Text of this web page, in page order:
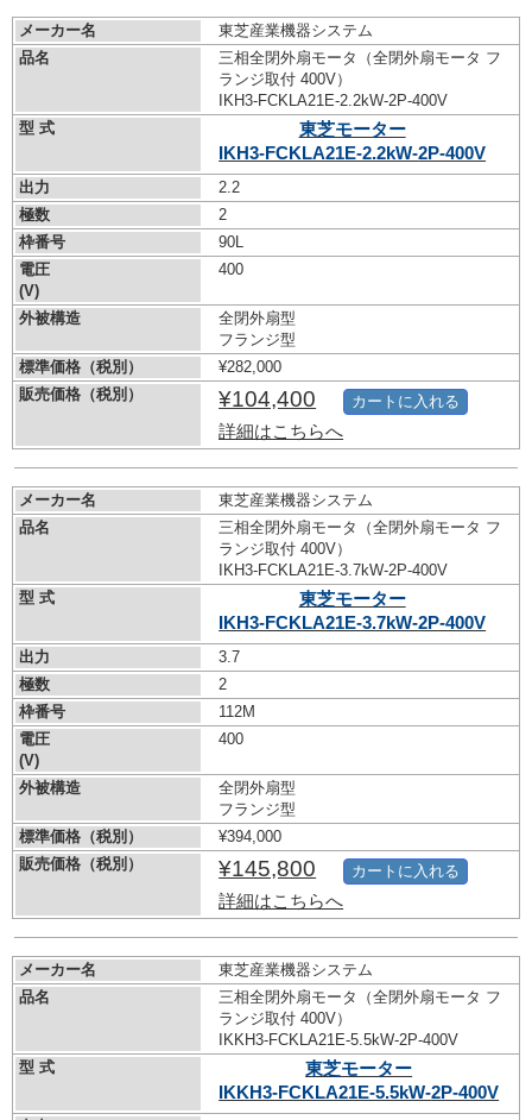
メーカー名
東芝産業機器システム
品名
三相全閉外扇モータ（全閉外扇モータ フ
ランジ取付 400V）
IKH3-FCKLA21E-2.2kW-2P-400V
型 式
東芝モーター
IKH3-FCKLA21E-2.2kW-2P-400V
出力
2.2
極数
2
枠番号
90L
電圧
(V)
400
外被構造
全閉外扇型
フランジ型
標準価格（税別）
¥282,000
販売価格（税別）
¥104,400
詳細はこちらへ
カートに入れる
メーカー名
東芝産業機器システム
品名
三相全閉外扇モータ（全閉外扇モータ フ
ランジ取付 400V）
IKH3-FCKLA21E-3.7kW-2P-400V
型 式
東芝モーター
IKH3-FCKLA21E-3.7kW-2P-400V
出力
3.7
極数
2
枠番号
112M
電圧
(V)
400
外被構造
全閉外扇型
フランジ型
標準価格（税別）
¥394,000
販売価格（税別）
¥145,800
詳細はこちらへ
カートに入れる
メーカー名
東芝産業機器システム
品名
三相全閉外扇モータ（全閉外扇モータ フ
ランジ取付 400V）
IKKH3-FCKLA21E-5.5kW-2P-400V
型 式
東芝モーター
IKKH3-FCKLA21E-5.5kW-2P-400V